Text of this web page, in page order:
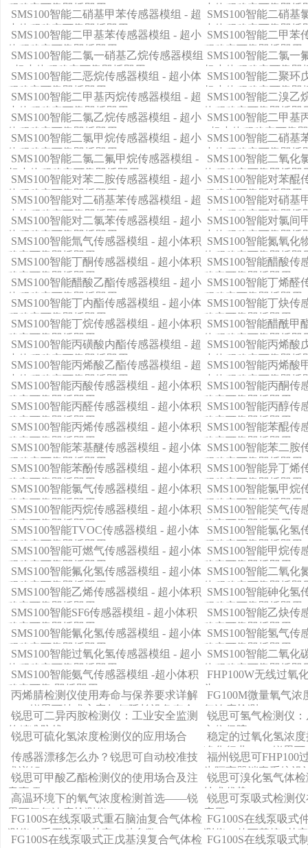
积稳定可靠即插即用
小体积稳定可靠即插
SMS100智能二硝基甲苯传感器模组 - 超
小体积稳定可靠即插即用
SMS100智能二硝基
小体积稳定可靠即插
SMS100智能二甲基苯传感器模组 - 超小
体积稳定可靠即插即用
SMS100智能二甲苯
积稳定可靠即插即用
SMS100智能二氯一硝基乙烷传感器模组
- 超小体积稳定可靠即插即用
SMS100智能二氯一
超小体积稳定可靠即
SMS100智能二恶烷传感器模组 - 超小体
积稳定可靠即插即用
SMS100智能二聚环
超小体积稳定可靠即
SMS100智能二甲基丙烷传感器模组 - 超
小体积稳定可靠即插即用
SMS100智能二溴乙
体积稳定可靠即插即
SMS100智能二氯乙烷传感器模组 - 超小
体积稳定可靠即插即用
SMS100智能二甲基
- 超小体积稳定可靠
SMS100智能二氯甲烷传感器模组 - 超小
体积稳定可靠即插即用
SMS100智能二硝基
小体积稳定可靠即插
SMS100智能二氯二氟甲烷传感器模组 -
超小体积稳定可靠即插即用
SMS100智能二氧化
体积稳定可靠即插即
SMS100智能对苯二胺传感器模组 - 超小
体积稳定可靠即插即用
SMS100智能对苯醌
积稳定可靠即插即用
SMS100智能对二硝基苯传感器模组 - 超
小体积稳定可靠即插即用
SMS100智能对硝基
小体积稳定可靠即插
SMS100智能对二氯苯传感器模组 - 超小
体积稳定可靠即插即用
SMS100智能对氯间
小体积稳定可靠即插
SMS100智能氚气传感器模组 - 超小体积
稳定可靠即插即用
SMS100智能氮氧化
体积稳定可靠即插即
SMS100智能丁酮传感器模组 - 超小体积
稳定可靠即插即用
SMS100智能醋酸传
稳定可靠即插即用
SMS100智能醋酸乙酯传感器模组 - 超小
体积稳定可靠即插即用
SMS100智能丁烯醛
积稳定可靠即插即用
SMS100智能丁内酯传感器模组 - 超小体
积稳定可靠即插即用
SMS100智能丁炔传
稳定可靠即插即用
SMS100智能丁烷传感器模组 - 超小体积
稳定可靠即插即用
SMS100智能醋酰甲
体积稳定可靠即插即
SMS100智能丙磺酸内酯传感器模组 - 超
小体积稳定可靠即插即用
SMS100智能丙烯酸
小体积稳定可靠即插
SMS100智能丙烯酸乙酯传感器模组 - 超
小体积稳定可靠即插即用
SMS100智能丙烯酸
小体积稳定可靠即插
SMS100智能丙酸传感器模组 - 超小体积
稳定可靠即插即用
SMS100智能丙酮传
稳定可靠即插即用
SMS100智能丙醛传感器模组 - 超小体积
稳定可靠即插即用
SMS100智能丙醇传
稳定可靠即插即用
SMS100智能丙烯传感器模组 - 超小体积
稳定可靠即插即用
SMS100智能苯醌传
稳定可靠即插即用
SMS100智能苯基醚传感器模组 - 超小体
积稳定可靠即插即用
SMS100智能苯二胺
积稳定可靠即插即用
SMS100智能苯酚传感器模组 - 超小体积
稳定可靠即插即用
SMS100智能异丁烯
积稳定可靠即插即用
SMS100智能氯气传感器模组 - 超小体积
稳定可靠即插即用
SMS100智能氯甲烷
积稳定可靠即插即用
SMS100智能丙烷传感器模组 - 超小体积
稳定可靠即插即用
SMS100智能笑气传
稳定可靠即插即用
SMS100智能TVOC传感器模组 - 超小体
积稳定可靠即插即用
SMS100智能氯化氢
积稳定可靠即插即用
SMS100智能可燃气传感器模组 - 超小体
积稳定可靠即插即用
SMS100智能甲烷传
稳定可靠即插即用
SMS100智能氟化氢传感器模组 - 超小体
积稳定可靠即插即用
SMS100智能二氧化
体积稳定可靠即插即
SMS100智能乙烯传感器模组 - 超小体积
稳定可靠即插即用
SMS100智能砷化氢
积稳定可靠即插即用
SMS100智能SF6传感器模组 - 超小体积
稳定可靠即插即用
SMS100智能乙炔传
稳定可靠即插即用
SMS100智能氰化氢传感器模组 - 超小体
积稳定可靠即插即用
SMS100智能氢气传
稳定可靠即插即用
SMS100智能过氧化氢传感器模组 - 超小
体积稳定可靠即插即用
SMS100智能二氧化
体积稳定可靠即插即
SMS100智能氨气传感器模组 -超小体积
稳定可靠 即插即用
FHP100W无线过氧
头
丙烯腈检测仪使用寿命与保养要求详解
——锐思可技术方案如何延长设备寿命
并简化维护
FG100M微量氧气浓
气浓度检测
锐思可二异丙胺检测仪：工业安全监测
的精准防线
锐思可氢气检测仪
方位保障
锐思可硫化氢浓度检测仪的应用场合
稳定的过氧化氢浓
净化行业 ——锐思可
度探头的卓越表现
传感器漂移怎么办？锐思可自动校准技
术详解
福州锐思可FHP100
为隔离器消毒系统设
快速响应、耐用性强
泛应用于制药、生物
业，确保消毒过程的
锐思可甲酸乙酯检测仪的使用场合及注
意事项
锐思可溴化氢气体
技术优势
高温环境下的氧气浓度检测首选——锐
思可氧气浓度检测仪
锐思可泵吸式检测
应用
FG100S在线泵吸式重石脑油复合气体检
测仪（重石脑油+其它11种参数）
FG100S在线泵吸式
测仪（仲丁基烷+其
FG100S在线泵吸式正戊基溴复合气体检 FG100S在线泵吸式